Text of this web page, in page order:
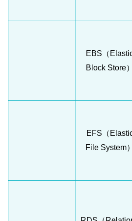
EBS（
Block Store）
EFS（
File System）